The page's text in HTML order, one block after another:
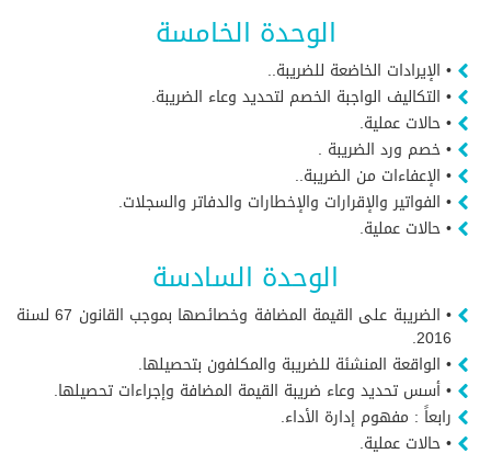
الوحدة الخامسة
• الإيرادات الخاضعة للضريبة..
• التكاليف الواجبة الخصم لتحديد وعاء الضريبة.
• حالات عملية.
• خصم ورد الضريبة .
• الإعفاءات من الضريبة..
• الفواتير والإقرارات والإخطارات والدفاتر والسجلات.
• حالات عملية.
الوحدة السادسة
• الضريبة على القيمة المضافة وخصائصها بموجب القانون 67 لسنة
2016.
• الواقعة المنشئة للضريبة والمكلفون بتحصيلها.
• أسس تحديد وعاء ضريبة القيمة المضافة وإجراءات تحصيلها.
رابعاً : مفهوم إدارة الأداء.
• حالات عملية.